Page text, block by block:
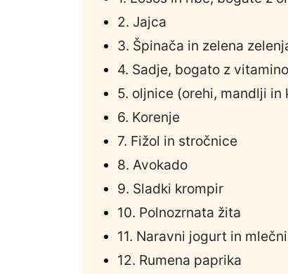
2. Jajca
3. Špinača in zelena
4. Sadje, bogato z
5. oljnice (orehi, mandlji in
6. Korenje
7. Fižol in stročnice
8. Avokado
9. Sladki krompir
10. Polnozrnata žita
11. Naravni jogurt in
12. Rumena paprika